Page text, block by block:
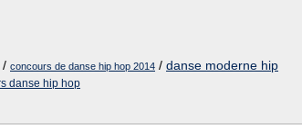
/ concours de danse hip hop 2014 / danse moderne hip
danse hip hop